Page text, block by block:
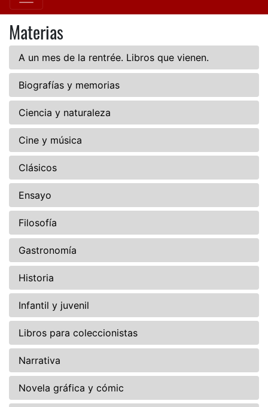
Materias
A un mes de la rentrée. Libros que vienen.
Biografías y memorias
Ciencia y naturaleza
Cine y música
Clásicos
Ensayo
Filosofía
Gastronomía
Historia
Infantil y juvenil
Libros para coleccionistas
Narrativa
Novela gráfica y cómic